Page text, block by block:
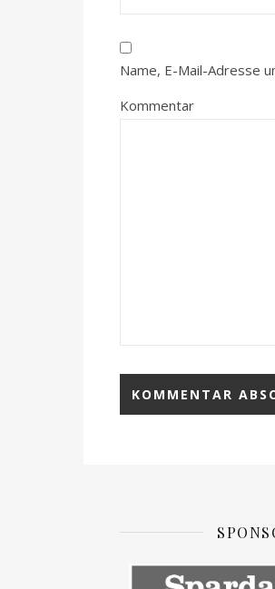
Name, E-Mail-Adresse
Kommentar